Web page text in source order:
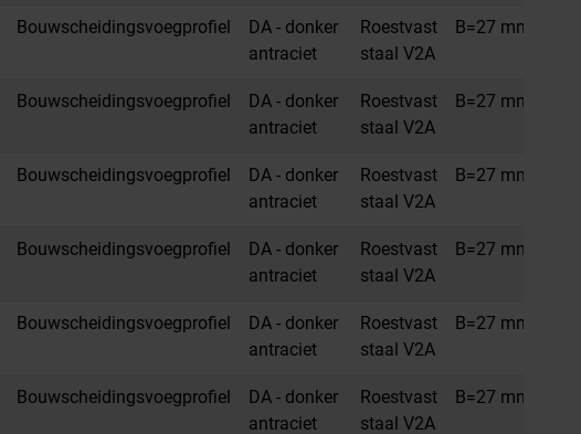
Bouwscheidingsvoegprofiel
DA - donker
antraciet
Roestvast
staal V2A
B=27 mm
Bouwscheidingsvoegprofiel
DA - donker
antraciet
Roestvast
staal V2A
B=27 mm
Bouwscheidingsvoegprofiel
DA - donker
antraciet
Roestvast
staal V2A
B=27 mm
Bouwscheidingsvoegprofiel
DA - donker
antraciet
Roestvast
staal V2A
B=27 mm
Bouwscheidingsvoegprofiel
DA - donker
antraciet
Roestvast
staal V2A
B=27 mm
Bouwscheidingsvoegprofiel
DA - donker
antraciet
Roestvast
staal V2A
B=27 mm